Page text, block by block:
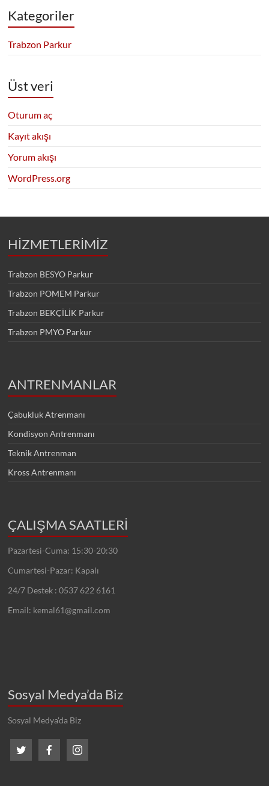
Kategoriler
Trabzon Parkur
Üst veri
Oturum aç
Kayıt akışı
Yorum akışı
WordPress.org
HİZMETLERİMİZ
Trabzon BESYO Parkur
Trabzon POMEM Parkur
Trabzon BEKÇİLİK Parkur
Trabzon PMYO Parkur
ANTRENMANLAR
Çabukluk Atrenmanı
Kondisyon Antrenmanı
Teknik Antrenman
Kross Antrenmanı
ÇALIŞMA SAATLERİ
Pazartesi-Cuma: 15:30-20:30
Cumartesi-Pazar: Kapalı
24/7 Destek : 0537 622 6161
Email: kemal61@gmail.com
Sosyal Medya’da Biz
Sosyal Medya'da Biz